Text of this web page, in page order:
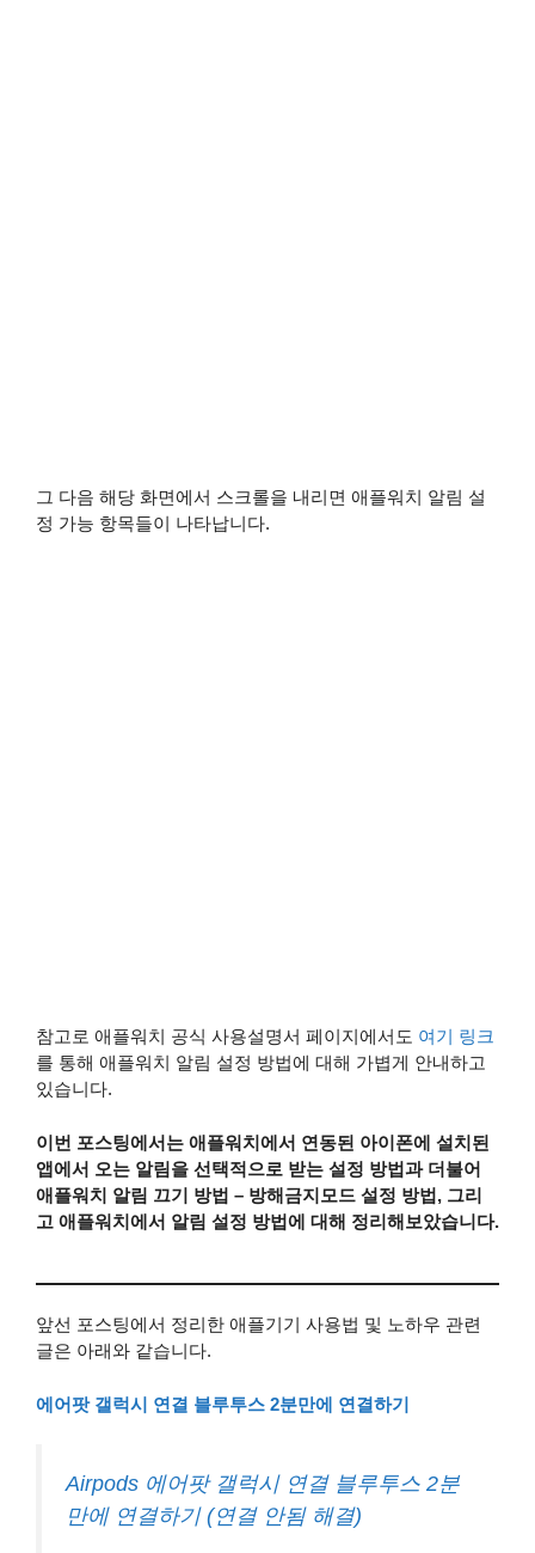
그 다음 해당 화면에서 스크롤을 내리면 애플워치 알림 설
정 가능 항목들이 나타납니다.
참고로 애플워치 공식 사용설명서 페이지에서도 여기 링크
를 통해 애플워치 알림 설정 방법에 대해 가볍게 안내하고
있습니다.
이번 포스팅에서는 애플워치에서 연동된 아이폰에 설치된
앱에서 오는 알림을 선택적으로 받는 설정 방법과 더불어
애플워치 알림 끄기 방법 – 방해금지모드 설정 방법, 그리
고 애플워치에서 알림 설정 방법에 대해 정리해보았습니다.
앞선 포스팅에서 정리한 애플기기 사용법 및 노하우 관련
글은 아래와 같습니다.
에어팟 갤럭시 연결 블루투스 2분만에 연결하기
Airpods 에어팟 갤럭시 연결 블루투스 2분
만에 연결하기 (연결 안됨 해결)